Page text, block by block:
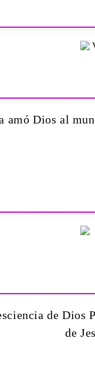
amó Dios al
de Dios
de